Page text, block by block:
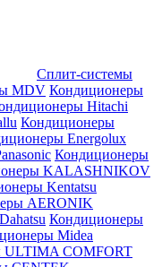
Сплит-системы
MDV Кондиционеры
Hitachi
Кондиционеры
Energolux
Кондиционеры
KALASHNIKOV
Kentatsu
AERONIK
Кондиционеры
Midea
ULTIMA COMFORT